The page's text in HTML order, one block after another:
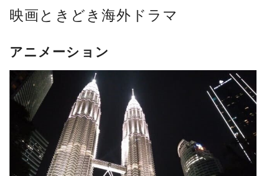
映画ときどき海外ドラマ
アニメーション